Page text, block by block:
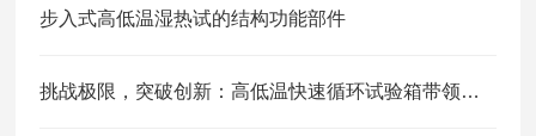
步入式高低温湿热试的结构功能部件
挑战极限，突破创新：高低温快速循环试验箱带领产品质量革命